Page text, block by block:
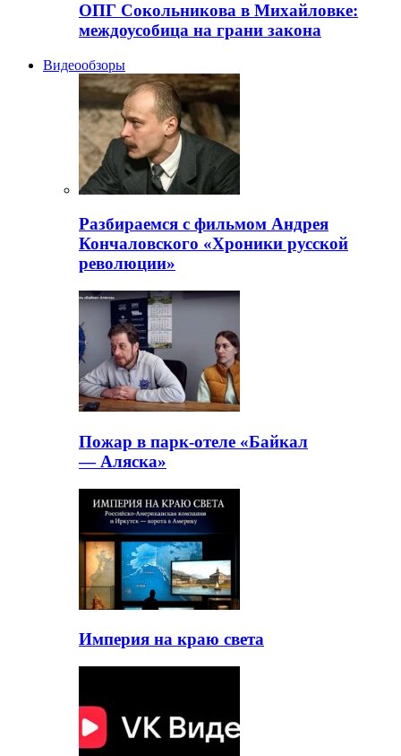
ОПГ Сокольникова в Михайловке:
междоусобица на грани закона
Видеообзоры
Разбираемся с фильмом Андрея
Кончаловского «Хроники русской
революции»
Пожар в парк-отеле «Байкал
— Аляска»
Империя на краю света